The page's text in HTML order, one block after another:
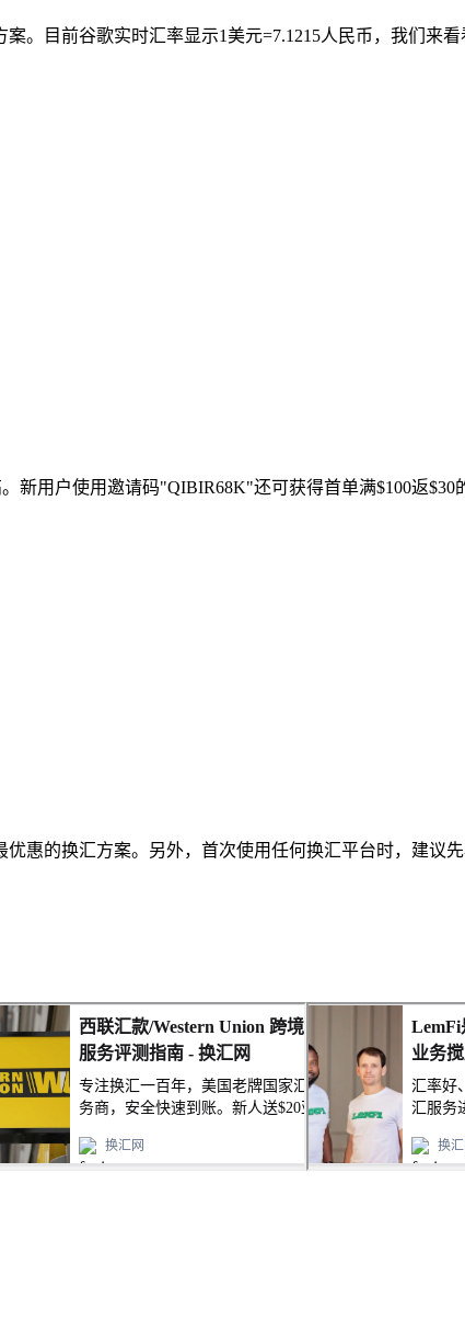
。目前谷歌实时汇率显示1美元=7.1215人民币，我们来看
新用户使用邀请码"QIBIR68K"还可获得首单满$100返$30
优惠的换汇方案。另外，首次使用任何换汇平台时，建议